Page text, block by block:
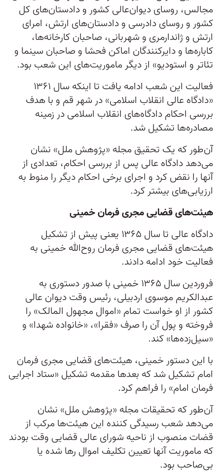
مجالس، روسای دیوان‌عالی کشور و دادستان‌های کل
کشور و روسای دادرسی و دادستان‌های ارتش، امرای
ارتش و ژاندارمری و شهربانی، صاحبان کارخانه‌ها،
کاباره‌ها و دایرکنندگان اماکن فحشا و صاحبان سینما و
تئاتر و استودیو» از دیگر ماموریت‌های این شعب بود.
فعالیت این شعب ادامه یافت تا اینکه سال ۱۳۶۱
«دادگاه عالی انقلاب اسلامی» در شهر قم و با هدف
بررسی احکام دادگاه‌های انقلاب اسلامی در زمینه
مصادره‌ها تشکیل شد.
آن‌طور که یک تحقیق مجله «پژوهش ملل» نشان
می‌دهد دادگاه عالی پس از بررسی احکام، تعدادی از
آنها را نقض کرد و اجرای برخی احکام دیگر را منوط به
ارزیابی‌های بیشتر کرد.
هیئت‌های قضایی مجری فرمان خمینی
دادگاه عالی تا سال ۱۳۶۵ یعنی پیش از تشکیل
هیئت‌های قضایی مجری فرمان روح‌الله خمینی به
فعالیت خود ادامه دادند.
فروردین سال ۱۳۶۵ خمینی با صدور دستوری به
عبد‌الکریم موسوی اردبیلی، رئیس وقت دیوان عالی
کشور از او خواست تمام «اموال مجهول المالک» را
فروخته و پول آن را صرف «فقرا»، «خانواده شهدا» و
«سیل‌زده‌ها» کند.
با این دستور خمینی، هیئت‌های قضایی مجری فرمان
امام تشکیل شد که بعد‌ها مقدمه تشکیل «ستاد اجرایی
فرمان امام» را فراهم کرد.
آن‌طور که تحقیقات مجله «پژوهش ملل» نشان
می‌دهد شعب رسیدگی کننده این هیئت‌ها مرکب از
قضات منصوب از ناحیه شورای عالی قضایی وقت بودند
که ماموریت آنها تعیین تکلیف اموال رها شده یا
بی‌صاحب بود.